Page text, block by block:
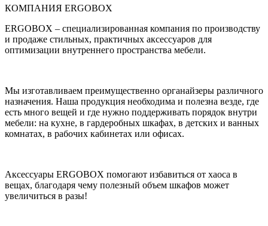
КОМПАНИЯ ERGOBOX
ERGOBOX – специализированная компания по производству
и продаже стильных, практичных аксессуаров для
оптимизации внутреннего пространства мебели.
Мы изготавливаем преимущественно органайзеры различного
назначения. Наша продукция необходима и полезна везде, где
есть много вещей и где нужно поддерживать порядок внутри
мебели: на кухне, в гардеробных шкафах, в детских и ванных
комнатах, в рабочих кабинетах или офисах.
Аксессуары ERGOBOX помогают избавиться от хаоса в
вещах, благодаря чему полезный объем шкафов может
увеличиться в разы!